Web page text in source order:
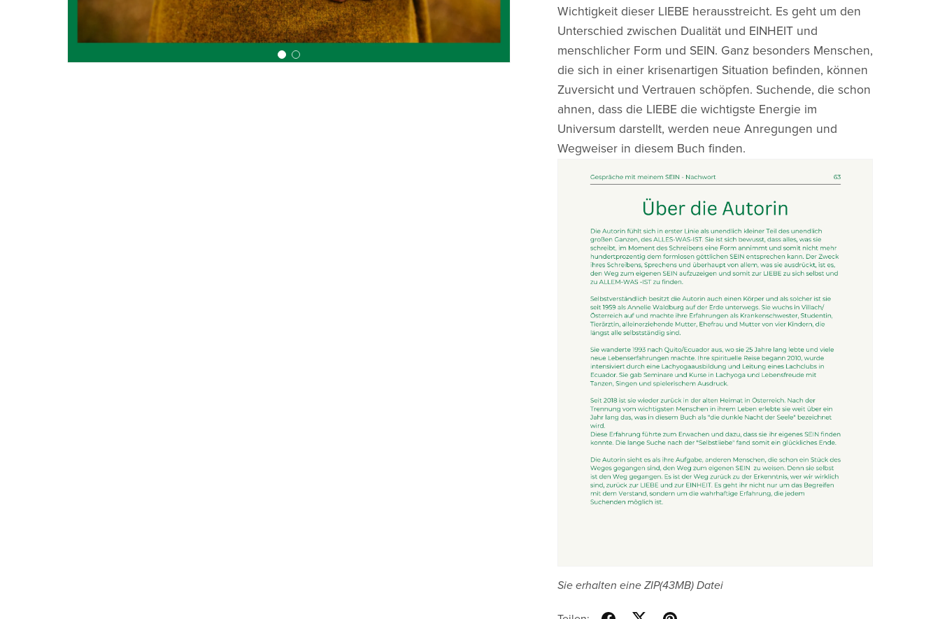
Wichtigkeit dieser LIEBE herausstreicht. Es geht um den
Unterschied zwischen Dualität und EINHEIT und
menschlicher Form und SEIN. Ganz besonders Menschen,
die sich in einer krisenartigen Situation befinden, können
Zuversicht und Vertrauen schöpfen. Suchende, die schon
ahnen, dass die LIEBE die wichtigste Energie im
Universum darstellt, werden neue Anregungen und
Wegweiser in diesem Buch finden.
Sie erhalten eine ZIP(43MB)Datei